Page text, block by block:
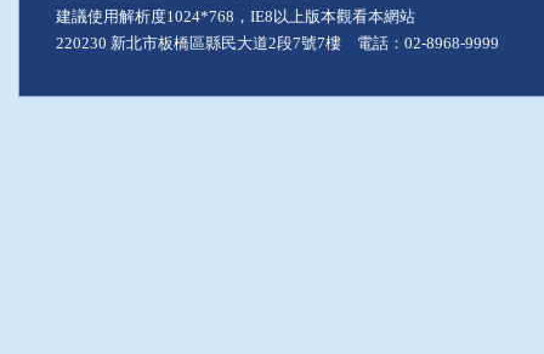
建議使用解析度1024*768，IE8以上版本觀看本網站
220230 新北市板橋區縣民大道2段7號7樓 電話：02-8968-9999